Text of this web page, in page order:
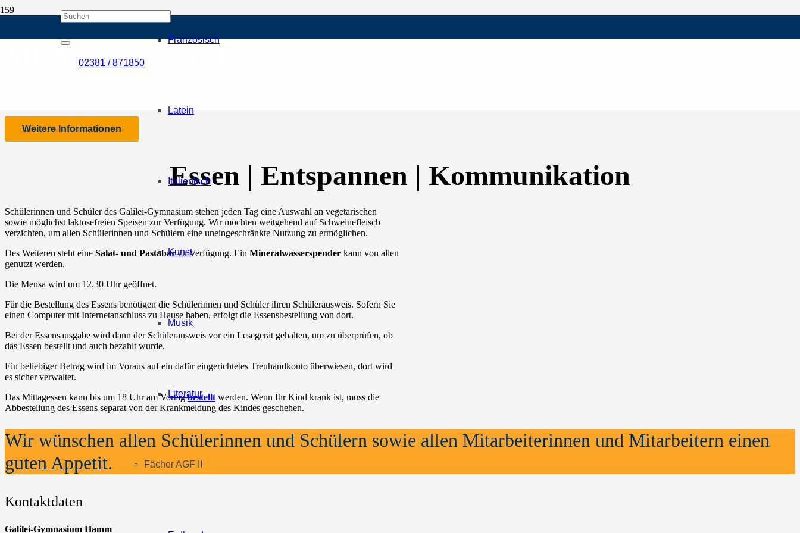
02381 / 871850
Französisch
Latein
Italienisch
Kunst
Musik
Literatur
Fächer AGF II
MENSA am
Weitere Informationen
Essen | Entspannen | Kommunikation
Schülerinnen und Schüler des Galilei-Gymnasium stehen jeden Tag eine Auswahl an vegetarischen
sowie möglichst laktosefreien Speisen zur Verfügung. Wir möchten weitgehend auf Schweinefleisch
verzichten, um allen Schülerinnen und Schülern eine uneingeschränkte Nutzung zu ermöglichen.
Des Weiteren steht eine Salat- und Pastabarzu Verfügung. Ein Mineralwasserspender kann von allen
genutzt werden.
Die Mensa wird um 12.30 Uhr geöffnet.
Für die Bestellung des Essens benötigen die Schülerinnen und Schüler ihren Schülerausweis. Sofern Sie
einen Computer mit Internetanschluss zu Hause haben, erfolgt die Essensbestellung von dort.
Bei der Essensausgabe wird dann der Schülerausweis vor ein Lesegerät gehalten, um zu überprüfen, ob
das Essen bestellt und auch bezahlt wurde.
Ein beliebiger Betrag wird im Voraus auf ein dafür eingerichtetes Treuhandkonto überwiesen, dort wird
es sicher verwaltet.
Das Mittagessen kann bis um 18 Uhr am Vortagbestellt werden. Wenn Ihr Kind krank ist, muss die
Abbestellung des Essens separat von der Krankmeldung des Kindes geschehen.
Wir wünschen allen Schülerinnen und Schülern sowie allen Mitarbeiterinnen und Mitarbeitern einen
guten Appetit.
Kontaktdaten
Galilei-Gymnasium Hamm